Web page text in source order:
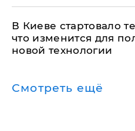
В Киеве стартовало
что изменится для
новой технологии
Смотреть ещё